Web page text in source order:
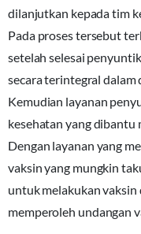
dilanjutkan kepada tim
Pada proses tersebut
setelah selesai
secara terintegral dalam
Kemudian layanan
kesehatan yang dibantu
Dengan layanan yang
vaksin yang mungkin
untuk melakukan
memperoleh undangan